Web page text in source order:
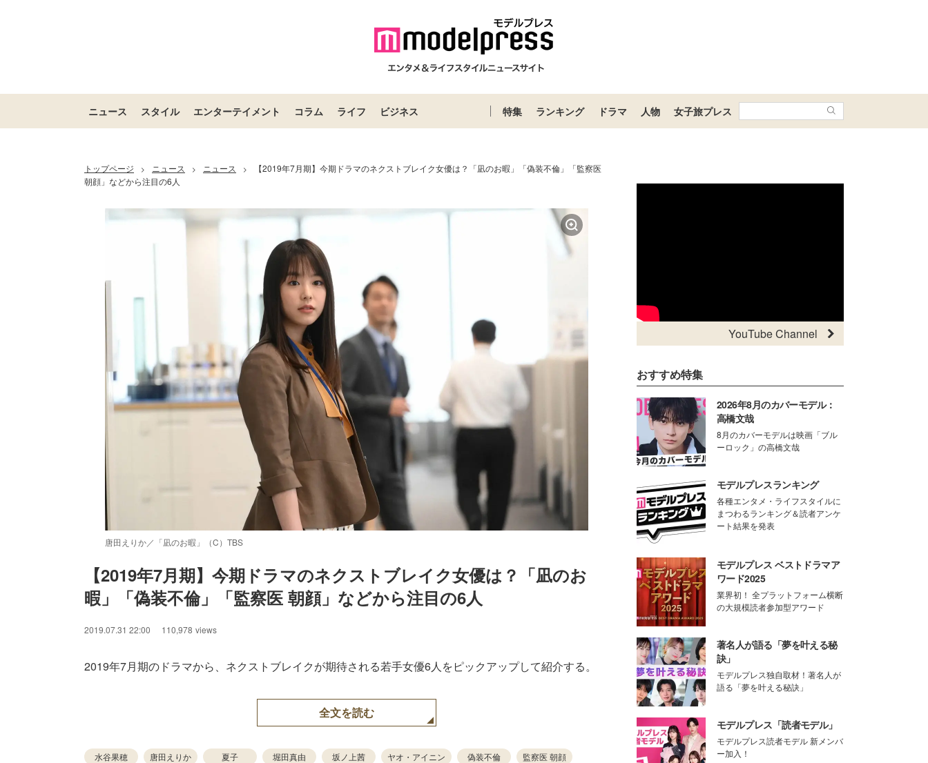
ニュース スタイル エンターテイメント コラム ライフ ビジネス 特集 ランキング ドラマ 人物 女子旅プレス
トップページ > ニュース > ニュース >
【2019年7月期】今期ドラマのネクストブレイク女優は？「凪のお暇」「偽装不倫」「監察医
朝顔」などから注目の6人
唐田えりか／「凪のお暇」（C）TBS
Unmute / Loaded:
87.03%
【2019年7月期】今期ドラマのネクストブレイク女優は？「凪のお
暇」「偽装不倫」「監察医 朝顔」などから注目の6人
2019.07.31 22:00 110,978 views
2019年7月期のドラマから、ネクストブレイクが期待される若手女優6人をピックアップして紹介する。
全文を読む
水谷果穂 唐田えりか 夏子 堀田真由 坂ノ上茜 ヤオ・アイニン 偽装不倫
監察医 朝顔
YouTube Channel
おすすめ特集
2026年8月のカバーモデル：
高橋文哉
8月のカバーモデルは映画「ブル
ーロック」の高橋文哉
モデルプレスランキング
各種エンタメ・ライフスタイルに
まつわるランキング＆読者アンケ
ート結果を発表
モデルプレス ベストドラマア
ワード2025
業界初！ 全プラットフォーム横断
の大規模読者参加型アワード
著名人が語る「夢を叶える秘
訣」
モデルプレス独自取材！著名人が
語る「夢を叶える秘訣」
モデルプレス「読者モデル」
モデルプレス読者モデル 新メンバ
ー加入！